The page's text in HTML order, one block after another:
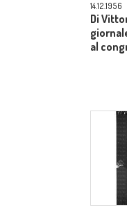
14.12.1956
Di
al